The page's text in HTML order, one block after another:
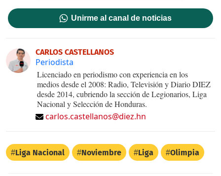
Unirme al canal de noticias
CARLOS CASTELLANOS
Periodista
Licenciado en periodismo con experiencia en los
medios desde el 2008: Radio, Televisión y Diario DIEZ
desde 2014, cubriendo la sección de Legionarios, Liga
Nacional y Selección de Honduras.
carlos.castellanos@diez.hn
Liga Nacional Noviembre Liga Olimpia